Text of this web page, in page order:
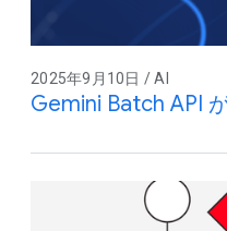
2025年9月10日 / AI
Gemini Batch API